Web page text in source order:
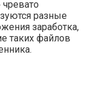
разные
заработка,
таких файлов